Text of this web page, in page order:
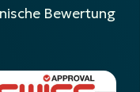
Bewertung